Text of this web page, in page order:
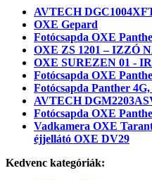
AVTECH
OXE Gepard
Fotócsapda OXE
OXE ZS 1201 – IZZÓ
OXE SUREZEN 01 -
Fotócsapda OXE
Fotócsapda Panther
AVTECH
Fotócsapda OXE
Vadkamera OXE
éjjellátó OXE DV29
Kedvenc kategóriák: